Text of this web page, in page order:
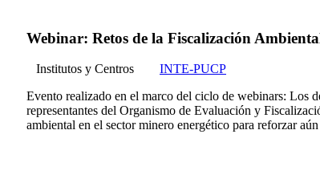
Webinar: Retos de la Fiscalización
Institutos y Centros
INTE-PUCP
Evento realizado en el marco del ciclo de webinars: Los
representantes del Organismo de Evaluación y
ambiental en el sector minero energético para reforzar